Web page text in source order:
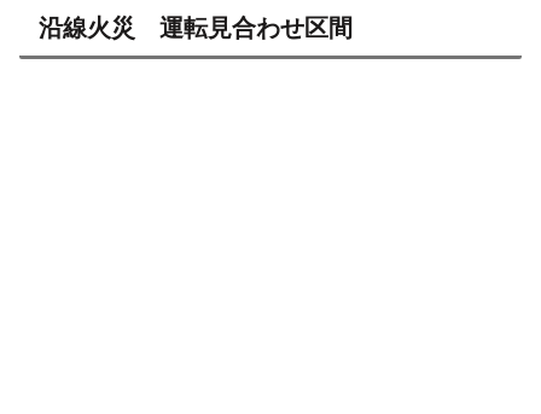
沿線火災 運転見合わせ区間